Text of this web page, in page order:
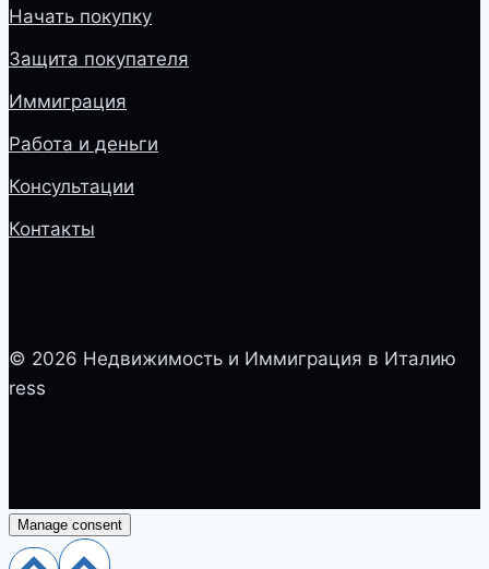
Начать покупку
Защита покупателя
Иммиграция
Работа и деньги
Консультации
Контакты
© 2026 Недвижимость и Иммиграция в Италию
ress
Manage consent